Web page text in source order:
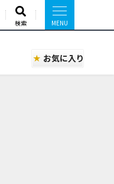
検索
お気に入り